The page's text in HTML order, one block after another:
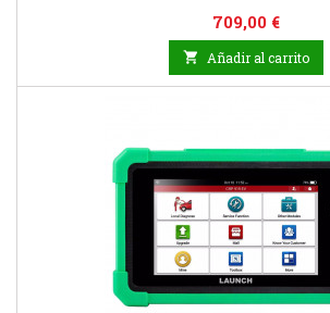
Precio
709,00 €
 Añadir al carrito